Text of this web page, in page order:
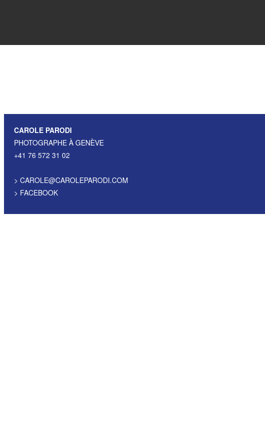
CAROLE PARODI
PHOTOGRAPHE À GENÈVE
+41 76 572 31 02
> CAROLE@CAROLEPARODI.COM
> FACEBOOK